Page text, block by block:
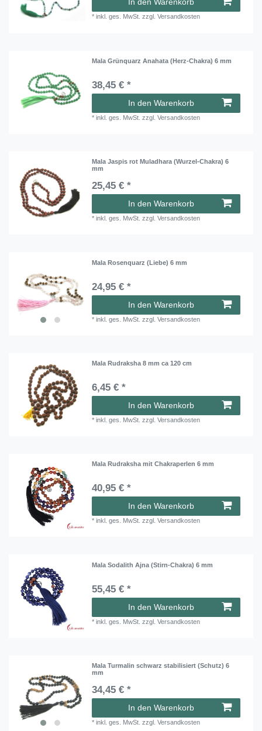
In den Warenkorb
*inkl. ges. MwSt. zzgl.Versandkosten
Mala Grünquarz Anahata (Herz-Chakra) 6 mm
38,45 € *
In den Warenkorb
*inkl. ges. MwSt. zzgl.Versandkosten
Mala Jaspis rot Muladhara (Wurzel-Chakra) 6
mm
25,45 € *
In den Warenkorb
*inkl. ges. MwSt. zzgl.Versandkosten
Mala Rosenquarz (Liebe) 6 mm
24,95 € *
In den Warenkorb
*inkl. ges. MwSt. zzgl.Versandkosten
Mala Rudraksha 8 mm ca 120 cm
6,45 € *
In den Warenkorb
*inkl. ges. MwSt. zzgl.Versandkosten
Mala Rudraksha mit Chakraperlen 6 mm
40,95 € *
In den Warenkorb
*inkl. ges. MwSt. zzgl.Versandkosten
Mala Sodalith Ajna (Stirn-Chakra) 6 mm
55,45 € *
In den Warenkorb
*inkl. ges. MwSt. zzgl.Versandkosten
Mala Turmalin schwarz stabilisiert (Schutz) 6
mm
34,45 € *
In den Warenkorb
*inkl. ges. MwSt. zzgl.Versandkosten